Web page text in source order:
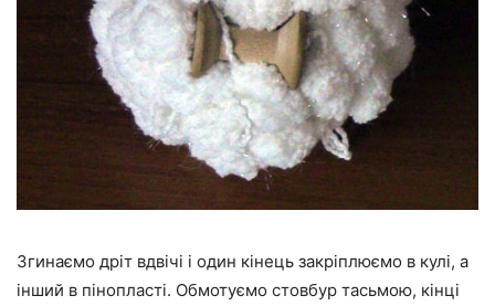
Згинаємо дріт вдвічі і один кінець закріплюємо в кулі, а
інший в пінопласті. Обмотуємо стовбур тасьмою, кінці